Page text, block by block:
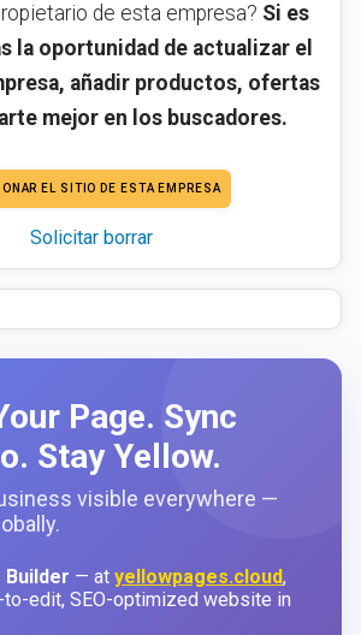
de esta empresa? Si es
la oportunidad de actualizar el
añadir productos, ofertas
mejor en los buscadores.
EL SITIO DE ESTA EMPRESA
Solicitar borrar
Page. Sync
Stay Yellow.
visible everywhere —
Builder — at yellowpages.cloud,
to-edit, SEO-optimized website in